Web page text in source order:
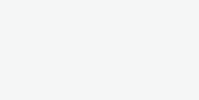
kişilere özgü birçok avantajlı ürün bir
içinde yer alır. Şık olmak isteyenler için
hem de rahat olan ürünler arka arkaya
tescil edilmiş olan bir deri ayakkabıdır.